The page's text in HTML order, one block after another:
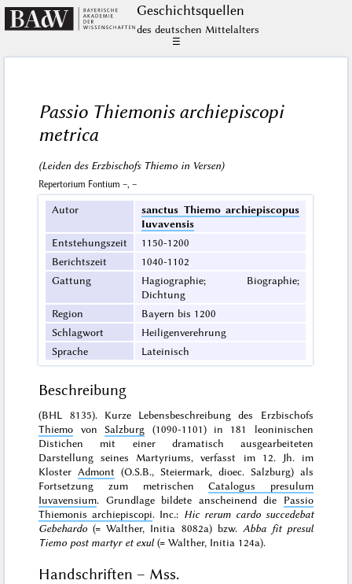
Geschichts­quellen
des deutschen Mittelalters
☰
Passio Thiemonis archiepiscopi
metrica
(Leiden des Erzbischofs Thiemo in Versen)
Repertorium Fontium –, –
Autor
sanctus Thiemo archiepiscopus
Iuvavensis
Entstehungszeit
1150-1200
Berichtszeit
1040-1102
Gattung
Hagiographie; Biographie;
Dichtung
Region
Bayern bis 1200
Schlagwort
Heiligenverehrung
Sprache
Lateinisch
Beschreibung
(BHL 8135). Kurze Lebensbeschreibung des Erzbischofs
Thiemo vonSalzburg (1090-1101) in 181 leoninischen
Distichen mit einer dramatisch ausgearbeiteten
Darstellung seines Martyriums, verfasst im 12. Jh. im
KlosterAdmont (O.S.B., Steiermark, dioec. Salzburg) als
Fortsetzung zum metrischenCatalogus presulum
Iuvavensium. Grundlage bildete anscheinend die Passio
Thiemonis archiepiscopi. Inc.: Hic rerum cardo succedebat
Gebehardo (= Walther, Initia 8082a) bzw. Abba fit presul
Tiemo post martyr et exul(= Walther, Initia 124a).
Handschriften – Mss.